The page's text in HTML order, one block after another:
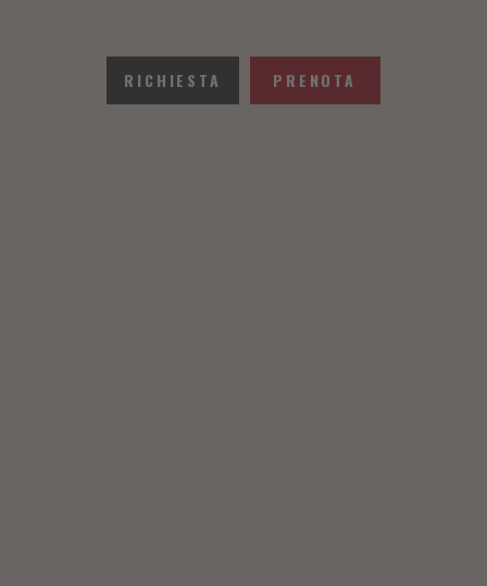
RICHIESTA PRENOTA